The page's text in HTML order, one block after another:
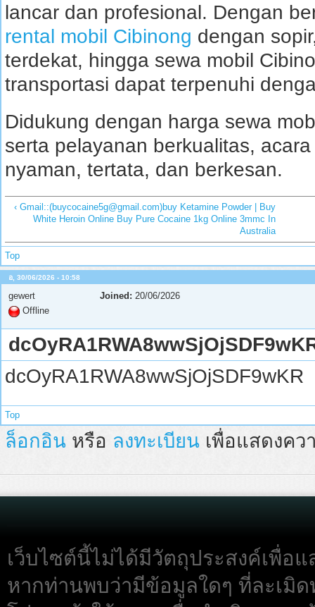
lancar dan profesional. Dengan
rental mobil Cibinong dengan
terdekat, hingga sewa mobil
transportasi dapat terpenuhi
Didukung dengan harga sewa
serta pelayanan berkualitas,
nyaman, tertata, dan berkesan.
‹ Gmail::(buycocaine5g@gmail.com)buy Ketamine Powder | Buy
White Heroin Online Buy Pure Cocaine 1kg Online 3mmc In
Australia
Top
อ, 30/06/2026 - 10:58
gewert
Offline
Joined: 20/06/2026
dcOyRA1RWA8wwSjOjSDF9wKR
Top
ล็อกอินหรือ ลงทะเบียนเพื่อแสดงคว
เว็บไซต์นี้ไม่ได้มีวัตถุประสงค์เพื่อแ
หากท่านพบว่ามีข้อมูลใดๆ ที่ละเมิ